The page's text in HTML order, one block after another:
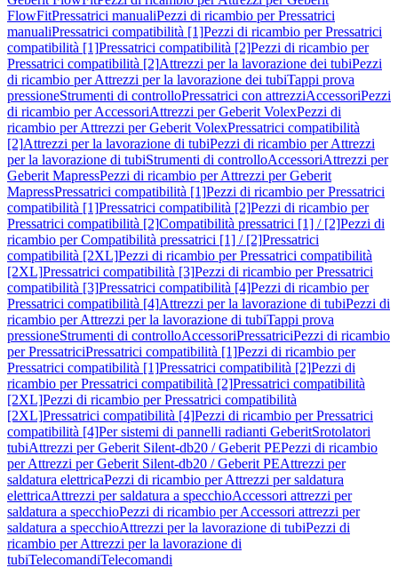
FlowFitPressatrici manualiPezzi di ricambio per Pressatrici
manualiPressatrici compatibilità [1]Pezzi di ricambio per Pressatrici
compatibilità [1]Pressatrici compatibilità [2]Pezzi di ricambio per
Pressatrici compatibilità [2]Attrezzi per la lavorazione dei tubiPezzi
di ricambio per Attrezzi per la lavorazione dei tubiTappi prova
pressioneStrumenti di controlloPressatrici con attrezziAccessoriPezzi
di ricambio per AccessoriAttrezzi per Geberit VolexPezzi di
ricambio per Attrezzi per Geberit VolexPressatrici compatibilità
[2]Attrezzi per la lavorazione di tubiPezzi di ricambio per Attrezzi
per la lavorazione di tubiStrumenti di controlloAccessoriAttrezzi per
Geberit MapressPezzi di ricambio per Attrezzi per Geberit
MapressPressatrici compatibilità [1]Pezzi di ricambio per Pressatrici
compatibilità [1]Pressatrici compatibilità [2]Pezzi di ricambio per
Pressatrici compatibilità [2]Compatibilità pressatrici [1] / [2]Pezzi di
ricambio per Compatibilità pressatrici [1] / [2]Pressatrici
compatibilità [2XL]Pezzi di ricambio per Pressatrici compatibilità
[2XL]Pressatrici compatibilità [3]Pezzi di ricambio per Pressatrici
compatibilità [3]Pressatrici compatibilità [4]Pezzi di ricambio per
Pressatrici compatibilità [4]Attrezzi per la lavorazione di tubiPezzi di
ricambio per Attrezzi per la lavorazione di tubiTappi prova
pressioneStrumenti di controlloAccessoriPressatriciPezzi di ricambio
per PressatriciPressatrici compatibilità [1]Pezzi di ricambio per
Pressatrici compatibilità [1]Pressatrici compatibilità [2]Pezzi di
ricambio per Pressatrici compatibilità [2]Pressatrici compatibilità
[2XL]Pezzi di ricambio per Pressatrici compatibilità
[2XL]Pressatrici compatibilità [4]Pezzi di ricambio per Pressatrici
compatibilità [4]Per sistemi di pannelli radianti GeberitSrotolatori
tubiAttrezzi per Geberit Silent-db20 / Geberit PEPezzi di ricambio
per Attrezzi per Geberit Silent-db20 / Geberit PEAttrezzi per
saldatura elettricaPezzi di ricambio per Attrezzi per saldatura
elettricaAttrezzi per saldatura a specchioAccessori attrezzi per
saldatura a specchioPezzi di ricambio per Accessori attrezzi per
saldatura a specchioAttrezzi per la lavorazione di tubiPezzi di
ricambio per Attrezzi per la lavorazione di
tubiTelecomandiTelecomandi